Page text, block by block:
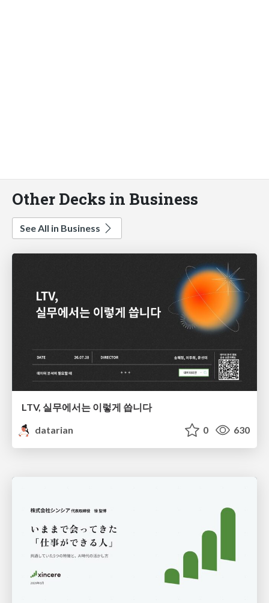
Other Decks in Business
See All in Business
LTV, 실무에서는 이렇게 씁니다
datarian
0 630